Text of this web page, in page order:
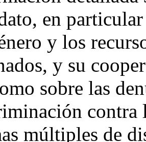
en
y los
y su
sobre las
contra
múltiples de